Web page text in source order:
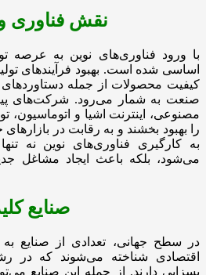
نقش فناوری
با ورود فناوری‌های نوین به عرصه
اساسی شده است. بهبود فرآیندهای
کیفیت محصولات از جمله دستاوردهای
صنعت به شمار می‌رود. شرکت‌های
مصنوعی، اینترنت اشیا و اتوماسیون،
را بهبود بخشند و به رقابت در بازارهای
به کارگیری فناوری‌های نوین نه
می‌شود، بلکه باعث ایجاد مشاغل
صنایع
در سطح جهانی، تعدادی از صنایع
اقتصادی شناخته می‌شوند که در
بسزایی دارند. از جمله این صنایع